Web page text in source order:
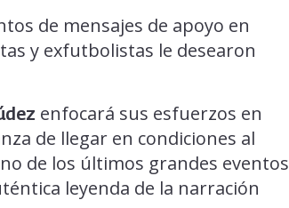
de mensajes de apoyo en
y exfutbolistas le desearon
enfocará sus esfuerzos en
de llegar en condiciones al
de los últimos grandes eventos
leyenda de la narración